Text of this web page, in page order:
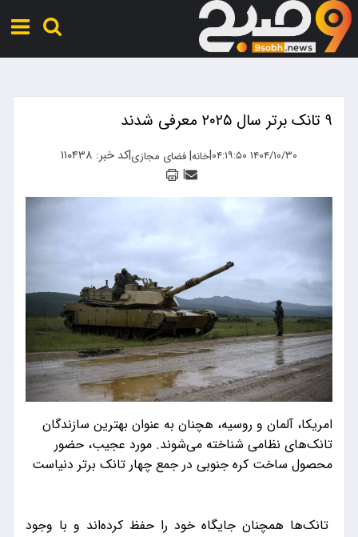
۹ تانک برتر سال ۲۰۲۵ معرفی شدند
۱۴۰۴/۱۰/۳۰ ۰۴:۱۹:۵۰ |خانه|فضای مجازی|کد خبر: ۱۱۰۴۳۸
|
امریکا، آلمان و روسیه، هچنان به عنوان بهترین سازندگان
تانک‌های نظامی شناخته می‌شوند. مورد عجیب، حضور
محصول ساخت کره جنوبی در جمع چهار تانک برتر دنیاست
تانک‌ها همچنان جایگاه خود را حفظ کرده‌اند و با وجود